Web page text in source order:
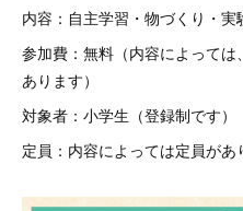
内容：自主学習・物づくり・
参加費：無料（内容によって
あります）
対象者：小学生（登録制です）
定員：内容によっては定員があ